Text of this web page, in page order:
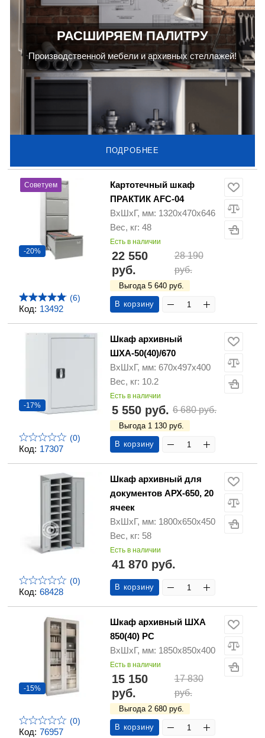
РАСШИРЯЕМ ПАЛИТРУ
Производственной мебели и архивных стеллажей!
ПОДРОБНЕЕ
Код: 13492
Советуем
-20%
(6)
Картотечный шкаф
ПРАКТИК AFC-04
ВхШхГ, мм: 1320x470x646
Вес, кг: 48
Есть в наличии
22 550
руб.
28 190
руб.
Выгода 5 640 руб.
В корзину
Код: 17307
-17%
(0)
Шкаф архивный
ШХА-50(40)/670
ВхШхГ, мм: 670х497х400
Вес, кг: 10.2
Есть в наличии
5 550 руб. 6 680 руб.
Выгода 1 130 руб.
В корзину
Код: 68428
(0)
Шкаф архивный для
документов АРХ-650, 20
ячеек
ВхШхГ, мм: 1800х650х450
Вес, кг: 58
Есть в наличии
41 870 руб.
В корзину
Код: 76957
-15%
(0)
Шкаф архивный ШХА
850(40) РС
ВхШхГ, мм: 1850х850х400
Есть в наличии
15 150
руб.
17 830
руб.
Выгода 2 680 руб.
В корзину